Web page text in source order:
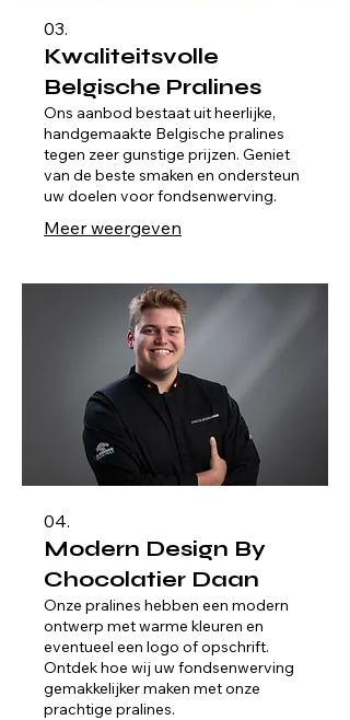
03.
Kwaliteitsvolle
Belgische Pralines
Ons aanbod bestaat uit heerlijke,
handgemaakte Belgische pralines
tegen zeer gunstige prijzen. Geniet
van de beste smaken en ondersteun
uw doelen voor fondsenwerving.
Meer weergeven
04.
Modern Design By
Chocolatier Daan
Onze pralines hebben een modern
ontwerp met warme kleuren en
eventueel een logo of opschrift.
Ontdek hoe wij uw fondsenwerving
gemakkelijker maken met onze
prachtige pralines.